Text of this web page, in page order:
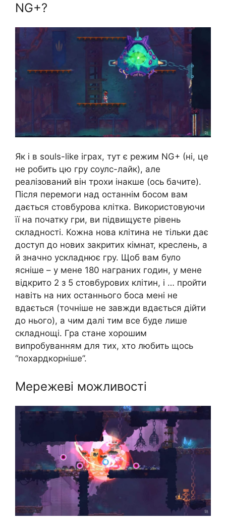
NG+?
Як і в souls-like іграх, тут є режим NG+ (ні, це
не робить цю гру соулс-лайк), але
реалізований він трохи інакше (ось бачите).
Після перемоги над останнім босом вам
дається стовбурова клітка. Використовуючи
її на початку гри, ви підвищуєте рівень
складності. Кожна нова клітина не тільки дає
доступ до нових закритих кімнат, креслень, а
й значно ускладнює гру. Щоб вам було
ясніше – у мене 180 награних годин, у мене
відкрито 2 з 5 стовбурових клітин, і … пройти
навіть на них останнього боса мені не
вдається (точніше не завжди вдається дійти
до нього), а чим далі тим все буде лише
складнощі. Гра стане хорошим
випробуванням для тих, хто любить щось
“похардкорніше”.
Мережеві можливості